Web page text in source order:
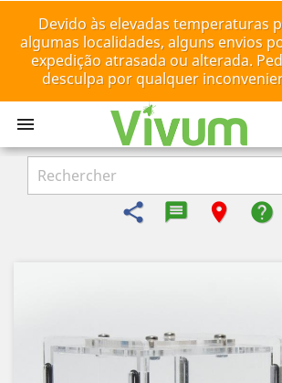
Devido às elevadas temperaturas
algumas localidades, alguns envios
expedição atrasada ou alterada.
desculpa por qualquer

share message-
room help